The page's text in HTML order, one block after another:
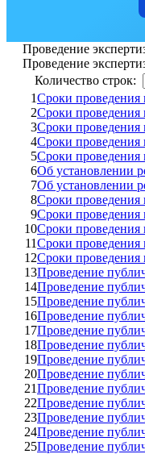
Проведение
Проведение
Количество строк:
1Сроки проведения
2Сроки проведения
3Сроки проведения
4Сроки проведения
5Сроки проведения
6Об установлении
7Об установлении
8Сроки проведения
9Сроки проведения
10Сроки проведения
11Сроки проведения
12Сроки проведения
13Проведение
14Проведение
15Проведение
16Проведение
17Проведение
18Проведение
19Проведение
20Проведение
21Проведение
22Проведение
23Проведение
24Проведение
25Проведение